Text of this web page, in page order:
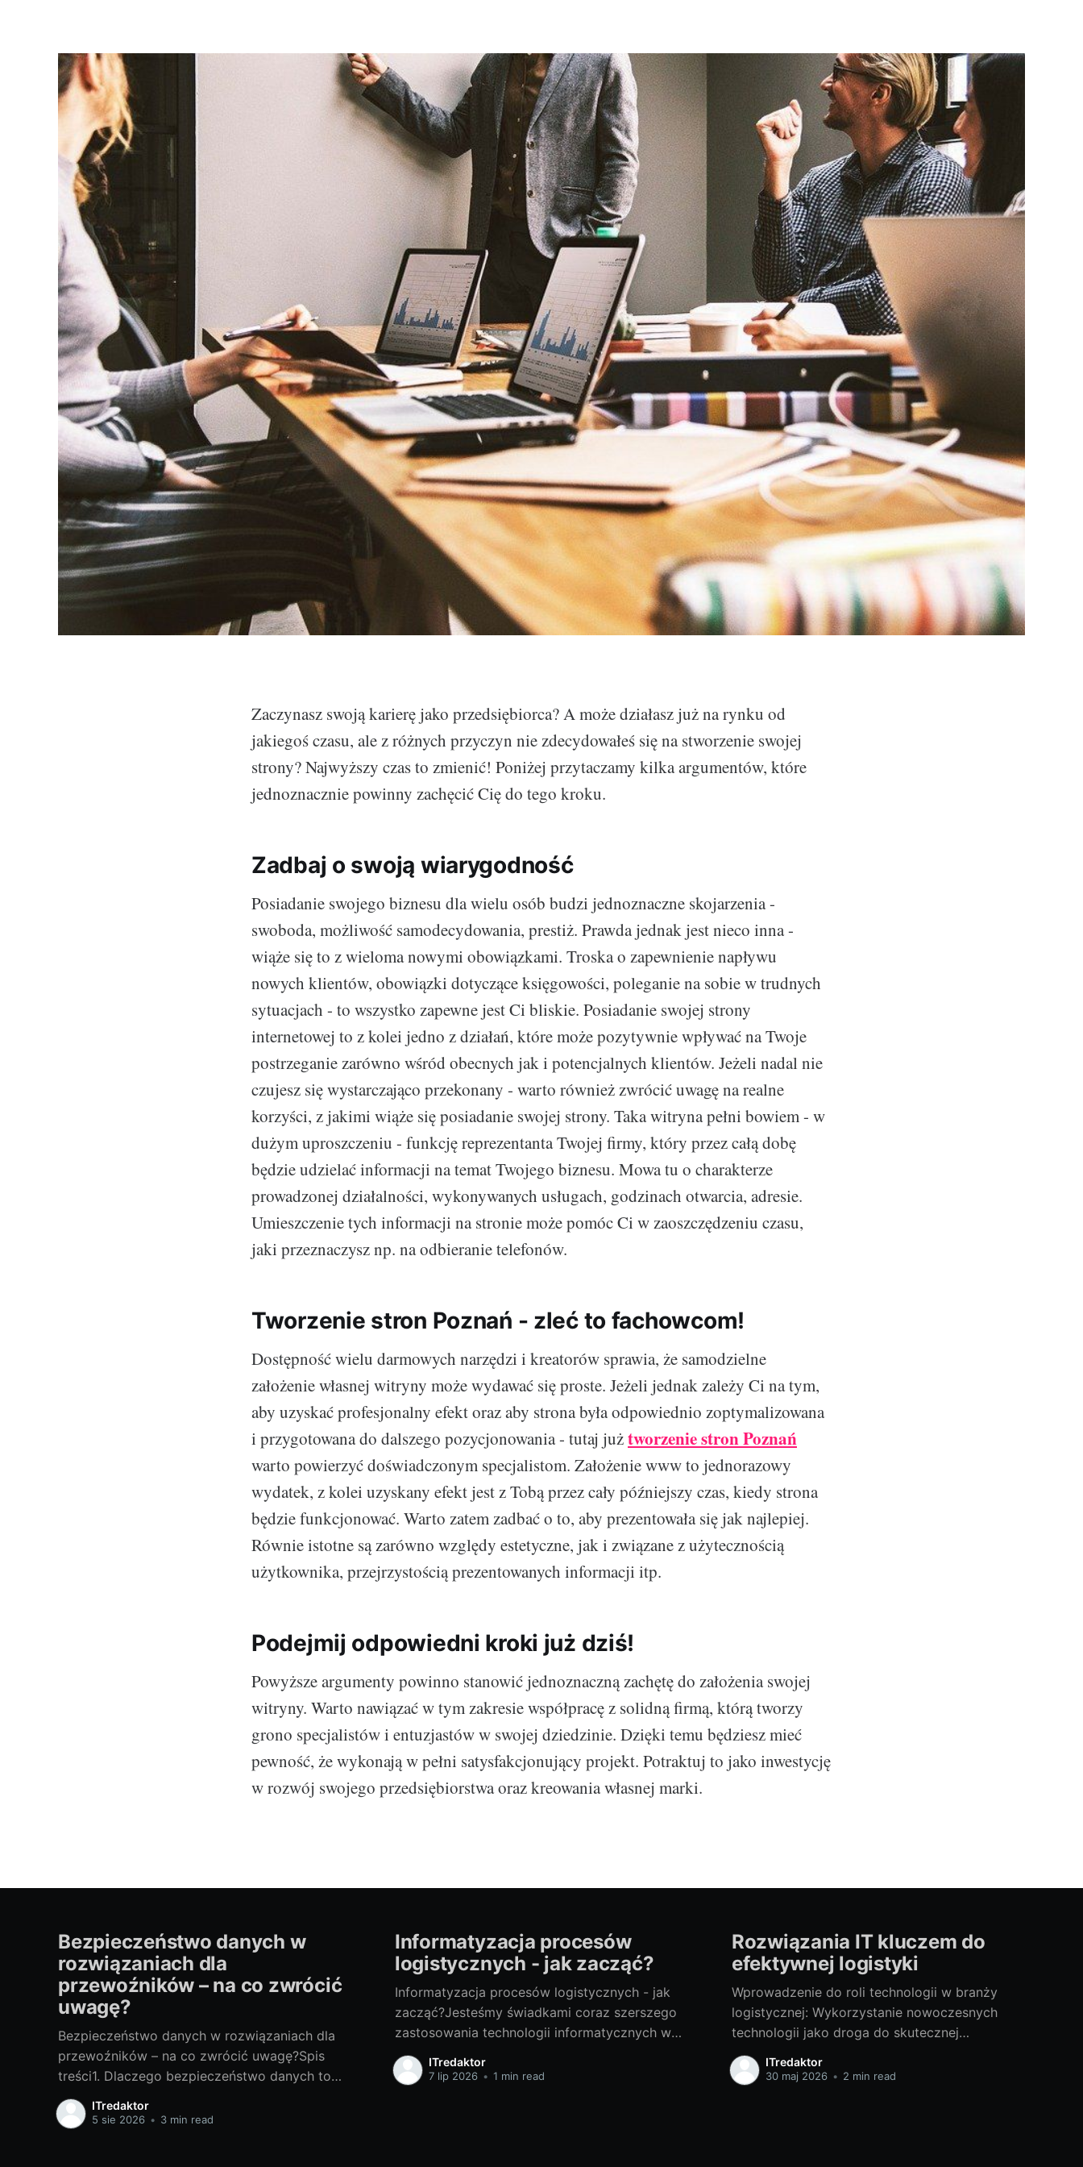
Zaczynasz swoją karierę jako przedsiębiorca? A może działasz już na rynku od
jakiegoś czasu, ale z różnych przyczyn nie zdecydowałeś się na stworzenie swojej
strony? Najwyższy czas to zmienić! Poniżej przytaczamy kilka argumentów, które
jednoznacznie powinny zachęcić Cię do tego kroku.
Zadbaj o swoją wiarygodność
Posiadanie swojego biznesu dla wielu osób budzi jednoznaczne skojarzenia -
swoboda, możliwość samodecydowania, prestiż. Prawda jednak jest nieco inna -
wiąże się to z wieloma nowymi obowiązkami. Troska o zapewnienie napływu
nowych klientów, obowiązki dotyczące księgowości, poleganie na sobie w trudnych
sytuacjach - to wszystko zapewne jest Ci bliskie. Posiadanie swojej strony
internetowej to z kolei jedno z działań, które może pozytywnie wpływać na Twoje
postrzeganie zarówno wśród obecnych jak i potencjalnych klientów. Jeżeli nadal nie
czujesz się wystarczająco przekonany - warto również zwrócić uwagę na realne
korzyści, z jakimi wiąże się posiadanie swojej strony. Taka witryna pełni bowiem - w
dużym uproszczeniu - funkcję reprezentanta Twojej firmy, który przez całą dobę
będzie udzielać informacji na temat Twojego biznesu. Mowa tu o charakterze
prowadzonej działalności, wykonywanych usługach, godzinach otwarcia, adresie.
Umieszczenie tych informacji na stronie może pomóc Ci w zaoszczędzeniu czasu,
jaki przeznaczysz np. na odbieranie telefonów.
Tworzenie stron Poznań - zleć to fachowcom!
Dostępność wielu darmowych narzędzi i kreatorów sprawia, że samodzielne
założenie własnej witryny może wydawać się proste. Jeżeli jednak zależy Ci na tym,
aby uzyskać profesjonalny efekt oraz aby strona była odpowiednio zoptymalizowana
i przygotowana do dalszego pozycjonowania - tutaj jużtworzenie stron Poznań
warto powierzyć doświadczonym specjalistom. Założenie www to jednorazowy
wydatek, z kolei uzyskany efekt jest z Tobą przez cały późniejszy czas, kiedy strona
będzie funkcjonować. Warto zatem zadbać o to, aby prezentowała się jak najlepiej.
Równie istotne są zarówno względy estetyczne, jak i związane z użytecznością
użytkownika, przejrzystością prezentowanych informacji itp.
Podejmij odpowiedni kroki już dziś!
Powyższe argumenty powinno stanowić jednoznaczną zachętę do założenia swojej
witryny. Warto nawiązać w tym zakresie współpracę z solidną firmą, którą tworzy
grono specjalistów i entuzjastów w swojej dziedzinie. Dzięki temu będziesz mieć
pewność, że wykonają w pełni satysfakcjonujący projekt. Potraktuj to jako inwestycję
w rozwój swojego przedsiębiorstwa oraz kreowania własnej marki.
Bezpieczeństwo danych w
rozwiązaniach dla
przewoźników – na co zwrócić
uwagę?
Bezpieczeństwo danych w rozwiązaniach dla
przewoźników – na co zwrócić uwagę?Spis
treści1. Dlaczego bezpieczeństwo danych to
klucz w transporcie?Jakie dane chronimy: trasy,
telematyka, dane klientów i
ITredaktor
5 sie 2026 • 3 min read
Informatyzacja procesów
logistycznych - jak zacząć?
Informatyzacja procesów logistycznych - jak
zacząć?Jesteśmy świadkami coraz szerszego
zastosowania technologii informatycznych we
wszystkich obszarach gospodarki. Jednym z
tych obszarów, który dzięki technologii IT
ITredaktor
7 lip 2026 • 1 min read
Rozwiązania IT kluczem do
efektywnej logistyki
Wprowadzenie do roli technologii w branży
logistycznej: Wykorzystanie nowoczesnych
technologii jako droga do skutecznej
logistykiEfektywne zarządzanie logistyką jest
nieodłącznym elementem operacji wielu
ITredaktor
30 maj 2026 • 2 min read